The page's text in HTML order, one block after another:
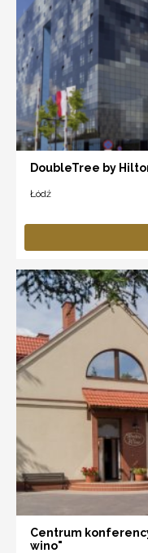
DoubleTree by
Łódź
Centrum
wino"